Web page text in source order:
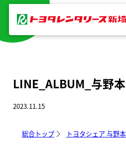
を
LINE_ALBUM_与野
2023.11.15
総合トップ トヨタシェア 与野